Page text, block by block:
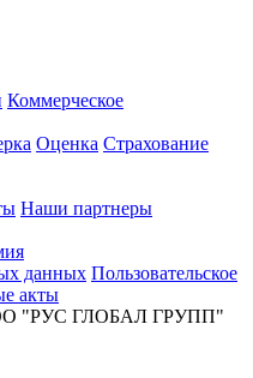
Коммерческое
Оценка Страхование
Наши партнеры
данных Пользовательское
акты
"РУС ГЛОБАЛ ГРУПП"